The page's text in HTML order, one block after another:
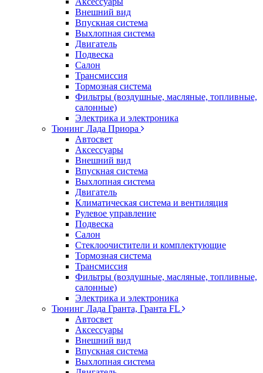
Внешний вид
Впускная система
Выхлопная система
Двигатель
Подвеска
Салон
Трансмиссия
Тормозная система
Фильтры (воздушные, масляные, топливные,
салонные)
Электрика и электроника
Тюнинг Лада Приора
Автосвет
Аксессуары
Внешний вид
Впускная система
Выхлопная система
Двигатель
Климатическая система и вентиляция
Рулевое управление
Подвеска
Салон
Стеклоочистители и комплектующие
Тормозная система
Трансмиссия
Фильтры (воздушные, масляные, топливные,
салонные)
Электрика и электроника
Тюнинг Лада Гранта, Гранта FL
Автосвет
Аксессуары
Внешний вид
Впускная система
Выхлопная система